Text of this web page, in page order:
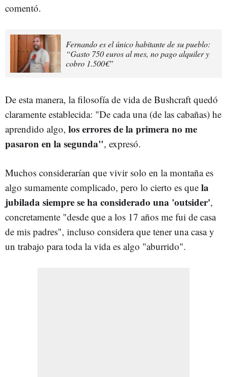
comentó.
Fernando es el único habitante de su pueblo:
“Gasto 750 euros al mes, no pago alquiler y
cobro 1.500€”
De esta manera, la filosofía de vida de Bushcraft quedó
claramente establecida: "De cada una (de las cabañas) he
aprendido algo, los errores de la primera no me
pasaron en la segunda", expresó.
Muchos considerarían que vivir solo en la montaña es
algo sumamente complicado, pero lo cierto es que la
jubilada siempre se ha considerado una 'outsider',
concretamente "desde que a los 17 años me fui de casa
de mis padres", incluso considera que tener una casa y
un trabajo para toda la vida es algo "aburrido".